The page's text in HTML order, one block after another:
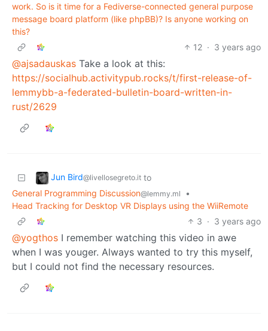
work. So is it time for a Fediverse-connected general purpose
message board platform (like phpBB)? Is anyone working on
this?
12 · 3 years ago
@ajsadauskas Take a look at this:
https://socialhub.activitypub.rocks/t/first-release-of-
lemmybb-a-federated-bulletin-board-written-in-
rust/2629
Jun Bird@livellosegreto.it to
General Programming Discussion@lemmy.ml
•
Head Tracking for Desktop VR Displays using the WiiRemote
3 · 3 years ago
@yogthos I remember watching this video in awe
when I was youger. Always wanted to try this myself,
but I could not find the necessary resources.